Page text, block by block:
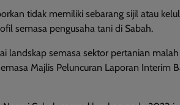
tidak memiliki sebarang sijil atau
semasa pengusaha tani di Sabah.
landskap semasa sektor pertanian
Majlis Peluncuran Laporan Interim